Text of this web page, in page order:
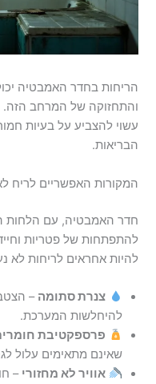
הריחות בחדר האמבטיה
והתחזוקה של המרחב הזה.
עשוי להצביע על בעיות
הבריאות.
המקורות האפשריים לריח
חדר האמבטיה, עם הלחות
להתפתחות של פטריות
להיות אחראים לריחות לא
צנרת סתומה –
להיחלשות המערכת.
פרספקטיבת
שאינם מתאימים עלול
אוויר לא מחזורי –